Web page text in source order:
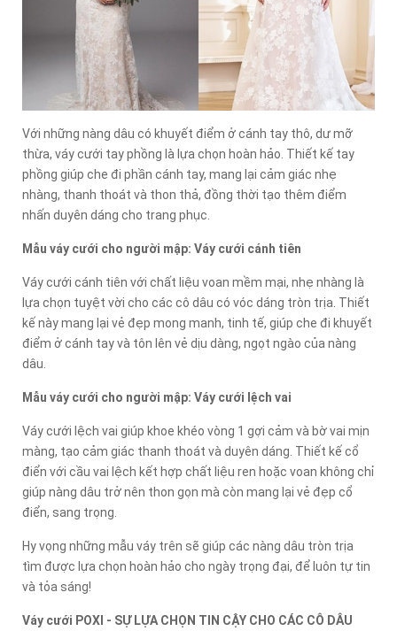
Với những nàng dâu có khuyết điểm ở cánh tay thô, dư mỡ
thừa, váy cưới tay phồng là lựa chọn hoàn hảo. Thiết kế tay
phồng giúp che đi phần cánh tay, mang lại cảm giác nhẹ
nhàng, thanh thoát và thon thả, đồng thời tạo thêm điểm
nhấn duyên dáng cho trang phục.
Mẫu váy cưới cho người mập: Váy cưới cánh tiên
Váy cưới cánh tiên với chất liệu voan mềm mại, nhẹ nhàng là
lựa chọn tuyệt vời cho các cô dâu có vóc dáng tròn trịa. Thiết
kế này mang lại vẻ đẹp mong manh, tinh tế, giúp che đi khuyết
điểm ở cánh tay và tôn lên vẻ dịu dàng, ngọt ngào của nàng
dâu.
Mẫu váy cưới cho người mập: Váy cưới lệch vai
Váy cưới lệch vai giúp khoe khéo vòng 1 gợi cảm và bờ vai mịn
màng, tạo cảm giác thanh thoát và duyên dáng. Thiết kế cổ
điển với cầu vai lệch kết hợp chất liệu ren hoặc voan không chỉ
giúp nàng dâu trở nên thon gọn mà còn mang lại vẻ đẹp cổ
điển, sang trọng.
Hy vọng những mẫu váy trên sẽ giúp các nàng dâu tròn trịa
tìm được lựa chọn hoàn hảo cho ngày trọng đại, để luôn tự tin
và tỏa sáng!
Váy cưới POXI - SỰ LỰA CHỌN TIN CẬY CHO CÁC CÔ DÂU